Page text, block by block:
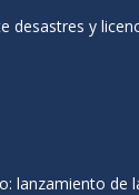
desastres y
lanzamiento de